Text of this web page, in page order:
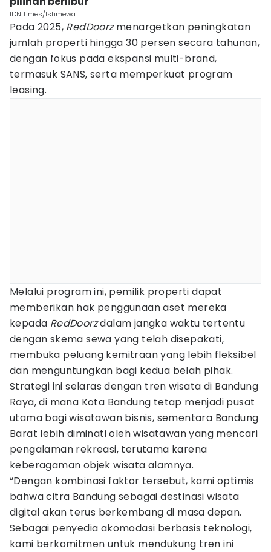
IDN Times/Istimewa
Pada 2025, RedDoorzmenargetkan peningkatan
jumlah properti hingga 30 persen secara tahunan,
dengan fokus pada ekspansi multi-brand,
termasuk SANS, serta memperkuat program
leasing.
Melalui program ini, pemilik properti dapat
memberikan hak penggunaan aset mereka
kepada RedDoorzdalam jangka waktu tertentu
dengan skema sewa yang telah disepakati,
membuka peluang kemitraan yang lebih fleksibel
dan menguntungkan bagi kedua belah pihak.
Strategi ini selaras dengan tren wisata di Bandung
Raya, di mana Kota Bandung tetap menjadi pusat
utama bagi wisatawan bisnis, sementara Bandung
Barat lebih diminati oleh wisatawan yang mencari
pengalaman rekreasi, terutama karena
keberagaman objek wisata alamnya.
“Dengan kombinasi faktor tersebut, kami optimis
bahwa citra Bandung sebagai destinasi wisata
digital akan terus berkembang di masa depan.
Sebagai penyedia akomodasi berbasis teknologi,
kami berkomitmen untuk mendukung tren ini